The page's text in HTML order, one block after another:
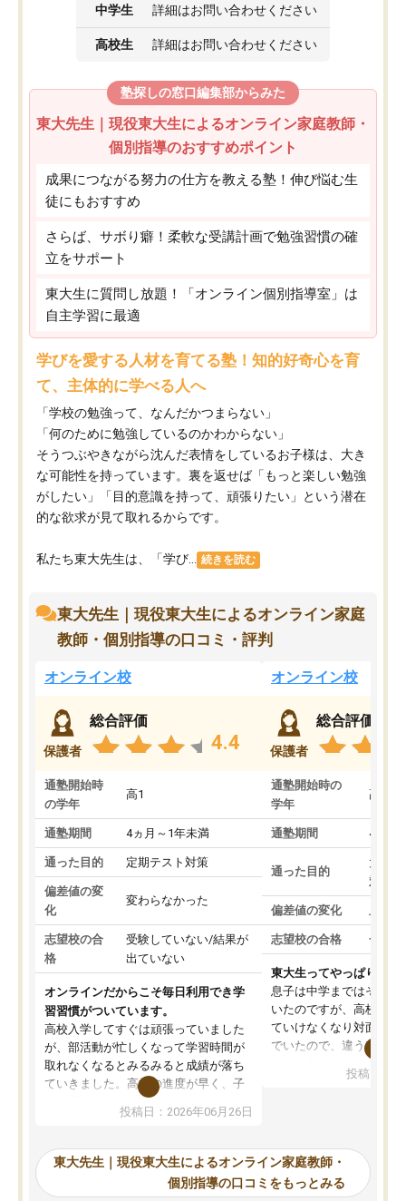
中学生 詳細はお問い合わせください
高校生 詳細はお問い合わせください
塾探しの窓口編集部からみた
東大先生｜現役東大生によるオンライン家庭教師・
個別指導のおすすめポイント
成果につながる努力の仕方を教える塾！伸び悩む生
徒にもおすすめ
さらば、サボり癖！柔軟な受講計画で勉強習慣の確
立をサポート
東大生に質問し放題！「オンライン個別指導室」は
自主学習に最適
学びを愛する人材を育てる塾！知的好奇心を育
て、主体的に学べる人へ
「学校の勉強って、なんだかつまらない」
「何のために勉強しているのかわからない」
そうつぶやきながら沈んだ表情をしているお子様は、大き
な可能性を持っています。裏を返せば「もっと楽しい勉強
がしたい」「目的意識を持って、頑張りたい」という潜在
的な欲求が見て取れるからです。
私たち東大先生は、「学び... 続きを読む
東大先生｜現役東大生によるオンライン家庭
教師・個別指導の口コミ・評判
オンライン校
保護者
総合評価
4.4
通塾開始時
の学年
高1
通塾期間 4ヵ月～1年未満
通った目的 定期テスト対策
偏差値の変
化
変わらなかった
志望校の合
格
受験していない/結果が
出ていない
オンラインだからこそ毎日利用でき学
習習慣がついています。
高校入学してすぐは頑張っていました
が、部活動が忙しくなって学習時間が
取れなくなるとみるみると成績が落ち
ていきました。高校の進度が早く、子
供も家に帰って勉強の話すると嫌な反
応を示します。東大先生にお願いして
れるので、親としても安心です。毎日
使える自習室とかもあり、わからない
ところがあれば先生が回答してくれる
投稿日：2026年06月26日
オンライン校
保護者
総合評価
通塾開始時の
学年
高3
通塾期間 4ヵ月
通った目的
大学
対策
偏差値の変化 上が
志望校の合格 合格
東大生ってやっぱりすご
息子は中学まではそこそ
いたのですが、高校に入
ていけなくなり対面の塾
でいたので、違うアプロ
で、当初は模試でD判定
自習室が毎日使えていつ
るのが心強かったよう
謝です。
投稿日：
東大先生｜現役東大生によるオンライン家庭教師・
個別指導の口コミをもっとみる